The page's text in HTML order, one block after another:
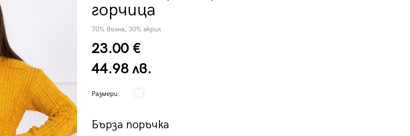
горчица
70% вълна, 30% акрил
23.00 €
44.98 лв.
Размери:
Бърза поръчка